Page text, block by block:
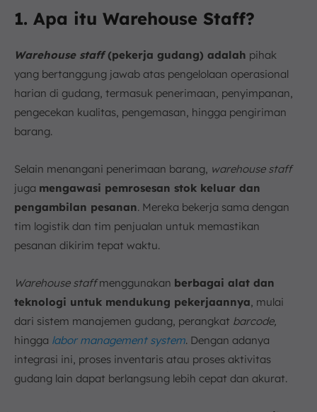
1. Apa itu Warehouse Staff?
Warehouse staff(pekerja gudang) adalah pihak
yang bertanggung jawab atas pengelolaan operasional
harian di gudang, termasuk penerimaan, penyimpanan,
pengecekan kualitas, pengemasan, hingga pengiriman
barang.
Selain menangani penerimaan barang, warehouse staff
juga mengawasi pemrosesan stok keluar dan
pengambilan pesanan. Mereka bekerja sama dengan
tim logistik dan tim penjualan untuk memastikan
pesanan dikirim tepat waktu.
Warehouse staffmenggunakan berbagai alat dan
teknologi untuk mendukung pekerjaannya, mulai
dari sistem manajemen gudang, perangkat barcode,
hingga labor management system. Dengan adanya
integrasi ini, proses inventaris atau proses aktivitas
gudang lain dapat berlangsung lebih cepat dan akurat.